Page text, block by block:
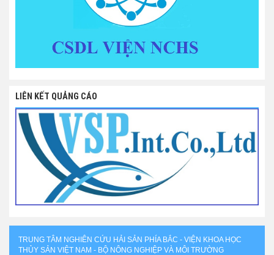
LIÊN KẾT QUẢNG CÁO
TRUNG TÂM NGHIÊN CỨU HẢI SẢN PHÍA BẮC - VIỆN KHOA HỌC
THỦY SẢN VIỆT NAM - BỘ NÔNG NGHIỆP VÀ MÔI TRƯỜNG